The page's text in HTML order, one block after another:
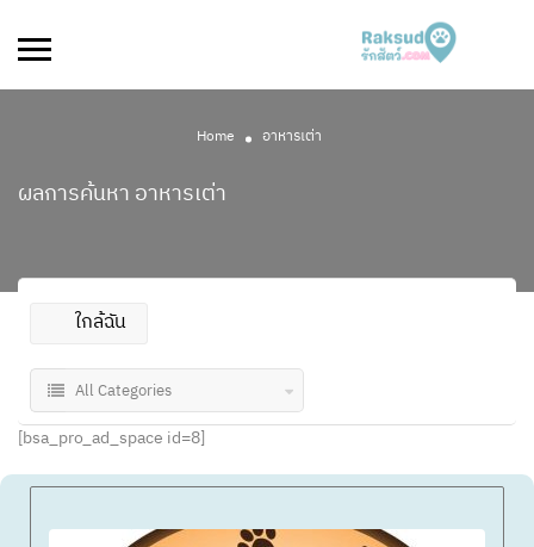
Home อาหารเต่า
ผลการค้นหา อาหารเต่า
ใกล้ฉัน
All Categories
[bsa_pro_ad_space id=8]